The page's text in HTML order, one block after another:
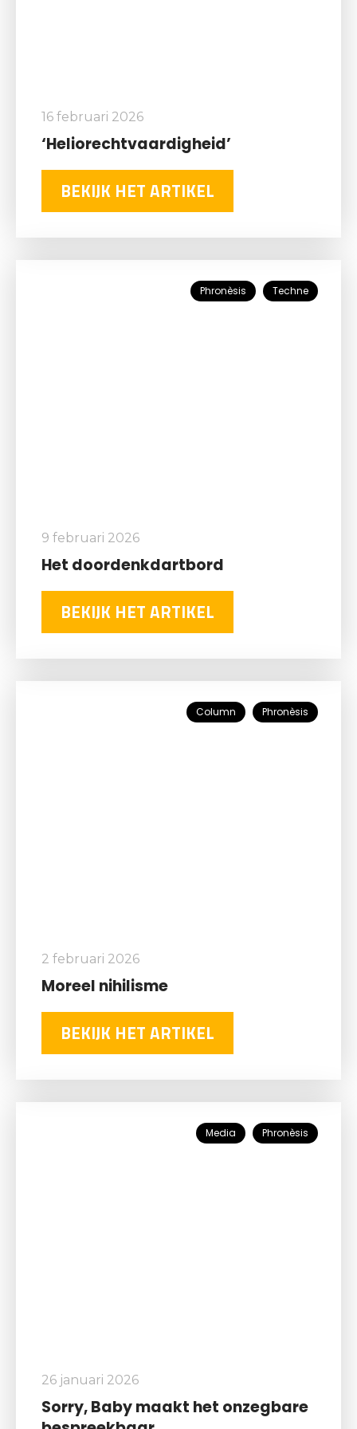
16 februari 2026
‘Heliorechtvaardigheid’
BEKIJK HET ARTIKEL
Phronèsis Techne
9 februari 2026
Het doordenkdartbord
BEKIJK HET ARTIKEL
Column Phronèsis
2 februari 2026
Moreel nihilisme
BEKIJK HET ARTIKEL
Media Phronèsis
26 januari 2026
Sorry, Baby maakt het onzegbare